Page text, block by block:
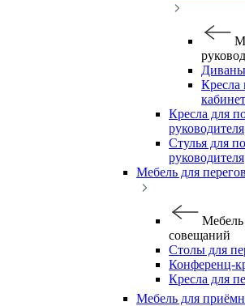
Диваны
Кресла
Кресла для
руководителя
Стулья для
руководителя
Мебель для
Мебель
совещаний
Столы для
Конференц-
Кресла для
Мебель для